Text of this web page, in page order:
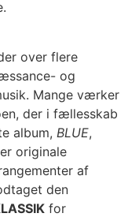
over flere
og
Mange værker
der i fællesskab
album, BLUE,
originale
af
den
for